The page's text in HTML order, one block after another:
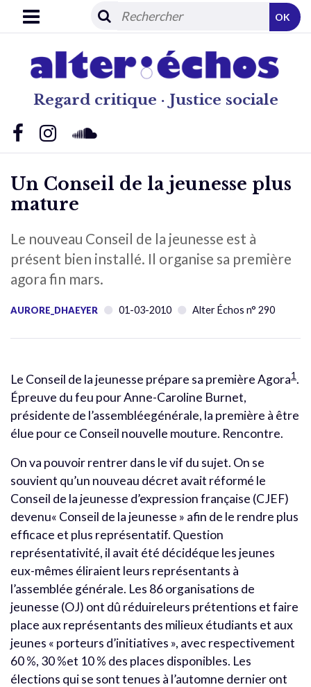
Regard critique · Justice sociale
OK
Un Conseil de la jeunesse plus
mature
Le nouveau Conseil de la jeunesse est à
présent bien installé. Il organise sa première
agora fin mars.
AURORE_DHAEYER 01-03-2010 Alter Échos n° 290
Le Conseil de la jeunesse prépare sa première Agora1.
Épreuve du feu pour Anne-Caroline Burnet,
présidente de l’assembléegénérale, la première à être
élue pour ce Conseil nouvelle mouture. Rencontre.
On va pouvoir rentrer dans le vif du sujet. On se
souvient qu’un nouveau décret avait réformé le
Conseil de la jeunesse d’expression française (CJEF)
devenu« Conseil de la jeunesse » afin de le rendre plus
efficace et plus représentatif. Question
représentativité, il avait été décidéque les jeunes
eux-mêmes éliraient leurs représentants à
l’assemblée générale. Les 86 organisations de
jeunesse (OJ) ont dû réduireleurs prétentions et faire
place aux représentants des milieux étudiants et aux
jeunes « porteurs d’initiatives », avec respectivement
60 %, 30 %et 10 % des places disponibles. Les
élections qui se sont tenues à l’automne dernier ont